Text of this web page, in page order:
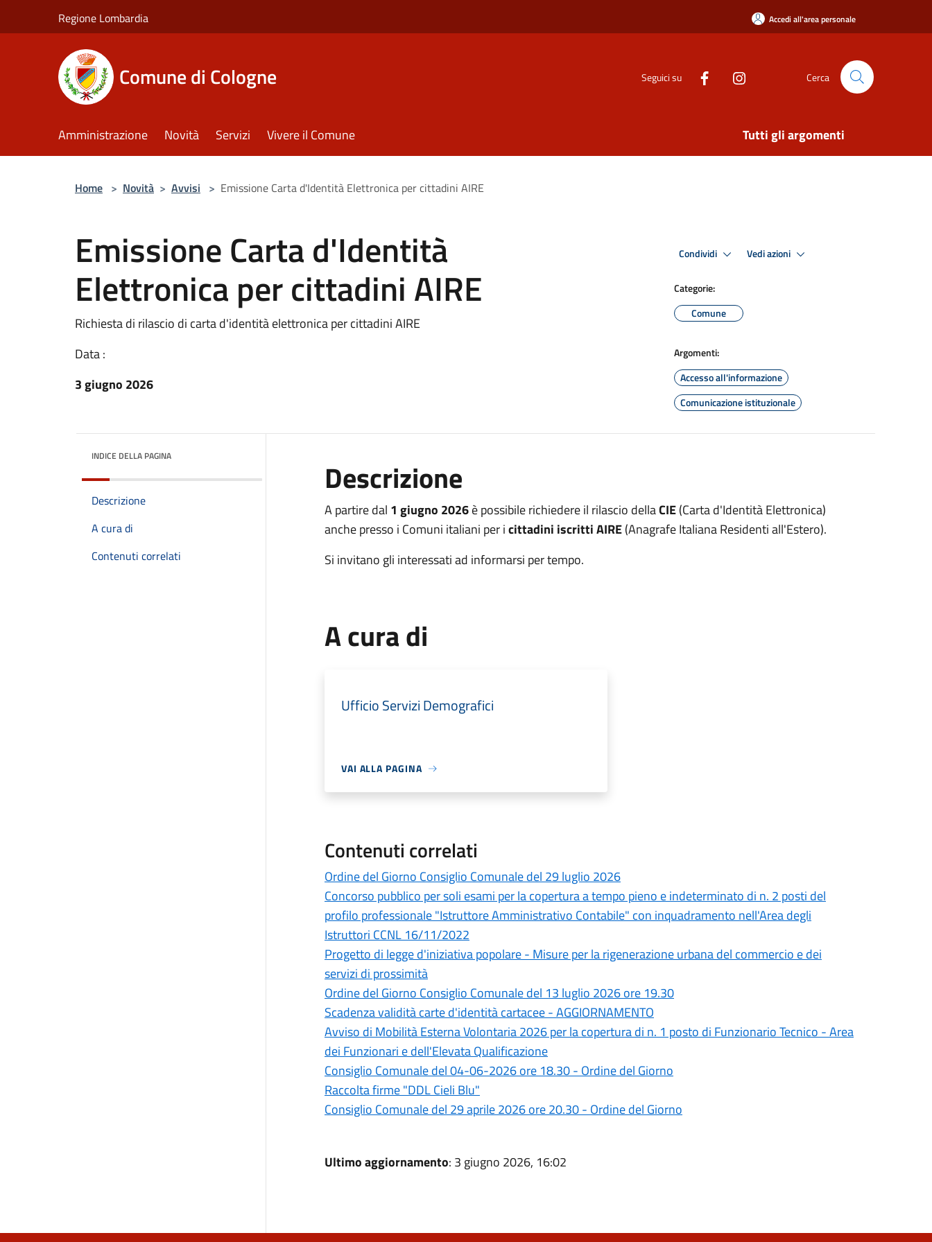
Regione Lombardia Accedi all'area personale
Comune di Cologne Seguici su Cerca
Amministrazione Novità Servizi Vivere il Comune Tutti gli argomenti
Home > Novità > Avvisi > Emissione Carta d'Identità Elettronica per cittadini AIRE
Emissione Carta d'Identità
Elettronica per cittadini AIRE
Richiesta di rilascio di carta d'identità elettronica per cittadini AIRE
Data :
3 giugno 2026
Condividi Vedi azioni
Categorie:
Comune
Argomenti:
Accesso all'informazione
Comunicazione istituzionale
INDICE DELLA PAGINA
Descrizione
A cura di
Contenuti correlati
Descrizione
A partire dal 1 giugno 2026è possibile richiedere il rilascio dellaCIE(Carta d'Identità Elettronica)
anche presso i Comuni italiani per icittadini iscritti AIRE(Anagrafe Italiana Residenti all'Estero).
Si invitano gli interessati ad informarsi per tempo.
A cura di
Ufficio Servizi Demografici
VAI ALLA PAGINA
Contenuti correlati
Ordine del Giorno Consiglio Comunale del 29 luglio 2026
Concorso pubblico per soli esami per la copertura a tempo pieno e indeterminato di n. 2 posti del
profilo professionale "Istruttore Amministrativo Contabile" con inquadramento nell'Area degli
Istruttori CCNL 16/11/2022
Progetto di legge d'iniziativa popolare - Misure per la rigenerazione urbana del commercio e dei
servizi di prossimità
Ordine del Giorno Consiglio Comunale del 13 luglio 2026 ore 19.30
Scadenza validità carte d'identità cartacee - AGGIORNAMENTO
Avviso di Mobilità Esterna Volontaria 2026 per la copertura di n. 1 posto di Funzionario Tecnico - Area
dei Funzionari e dell'Elevata Qualificazione
Consiglio Comunale del 04-06-2026 ore 18.30 - Ordine del Giorno
Raccolta firme "DDL Cieli Blu"
Consiglio Comunale del 29 aprile 2026 ore 20.30 - Ordine del Giorno
Ultimo aggiornamento: 3 giugno 2026, 16:02